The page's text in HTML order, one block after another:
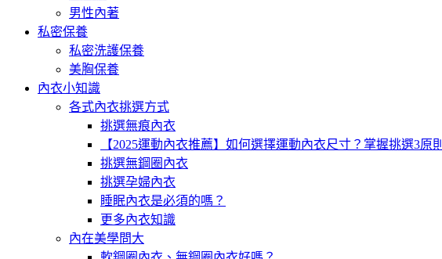
男性內著
私密保養
私密洗護保養
美胸保養
內衣小知識
各式內衣挑選方式
挑選無痕內衣
【2025運動內衣推薦】如何選擇運動內衣尺寸？掌握挑選3原則
挑選無鋼圈內衣
挑選孕婦內衣
睡眠內衣是必須的嗎？
更多內衣知識
內在美學問大